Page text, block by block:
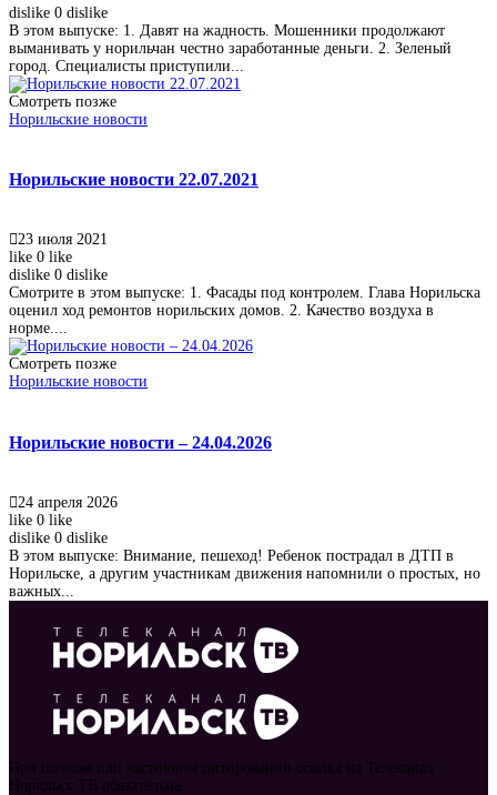
dislike 0 dislike
В этом выпуске: 1. Давят на жадность. Мошенники продолжают
выманивать у норильчан честно заработанные деньги. 2. Зеленый
город. Специалисты приступили...
Смотреть позже
Норильские новости
Норильские новости 22.07.2021
23 июля 2021
like 0 like
dislike 0 dislike
Смотрите в этом выпуске: 1. Фасады под контролем. Глава Норильска
оценил ход ремонтов норильских домов. 2. Качество воздуха в
норме....
Смотреть позже
Норильские новости
Норильские новости – 24.04.2026
24 апреля 2026
like 0 like
dislike 0 dislike
В этом выпуске: Внимание, пешеход! Ребенок пострадал в ДТП в
Норильске, а другим участникам движения напомнили о простых, но
важных...
При полном или частичном цитировании ссылка на Телеканал
Норильск ТВ обязательна.